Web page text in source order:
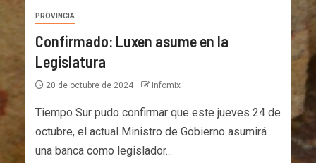
PROVINCIA
Confirmado: Luxen asume en la
Legislatura
20 de octubre de 2024 Infomix
Tiempo Sur pudo confirmar que este jueves 24 de
octubre, el actual Ministro de Gobierno asumirá
una banca como legislador...